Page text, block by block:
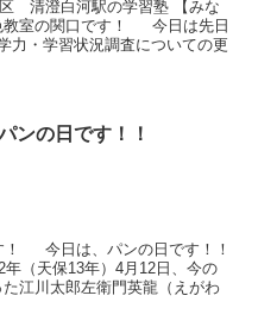
清澄白河駅の学習塾 【みな
教室の関口です！ 今日は先日
力・学習状況調査についての更
ンの日です！！
！ 今日は、パンの日です！！
（天保13年）4月12日、今の
江川太郎左衛門英龍（えがわ